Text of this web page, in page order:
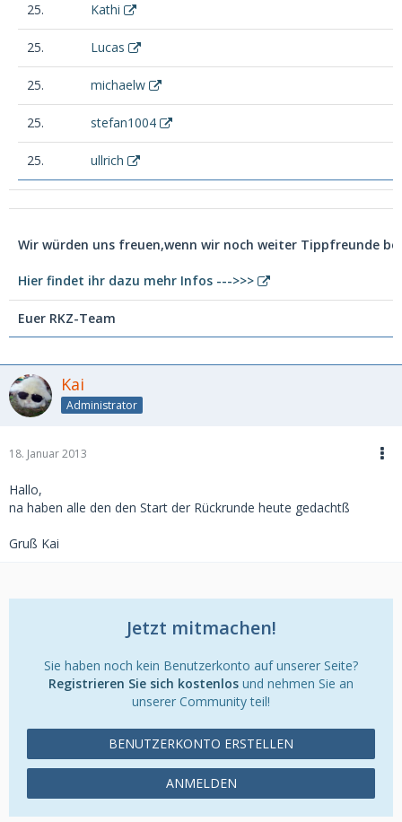
25. Kathi
25. Lucas
25. michaelw
25. stefan1004
25. ullrich
Wir würden uns freuen,wenn wir noch weiter Tippfreunde
Hier findet ihr dazu mehr Infos --->>>
Euer RKZ-Team
Kai
Administrator
18. Januar 2013
Hallo,
na haben alle den den Start der Rückrunde heute gedachtß
Gruß Kai
Jetzt mitmachen!
Sie haben noch kein Benutzerkonto auf unserer Seite?
Registrieren Sie sich kostenlos und nehmen Sie an
unserer Community teil!
BENUTZERKONTO ERSTELLEN
ANMELDEN